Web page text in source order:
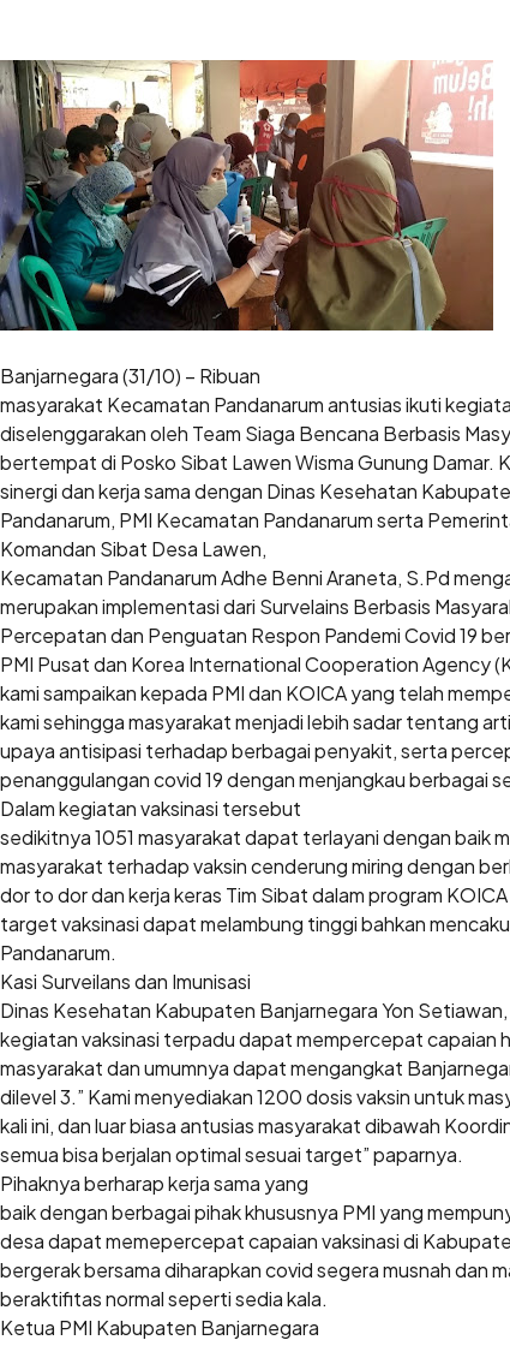
Banjarnegara (31/10) – Ribuan
masyarakat Kecamatan Pandanarum antusias ikuti
diselenggarakan oleh Team Siaga Bencana Berbasis
bertempat di Posko Sibat Lawen Wisma Gunung Damar.
sinergi dan kerja sama dengan Dinas Kesehatan
Pandanarum, PMI Kecamatan Pandanarum serta
Komandan Sibat Desa Lawen,
Kecamatan Pandanarum Adhe Benni Araneta, S.Pd
merupakan implementasi dari Survelains Berbasis
Percepatan dan Penguatan Respon Pandemi Covid 19
PMI Pusat dan Korea International Cooperation Agency
kami sampaikan kepada PMI dan KOICA yang telah
kami sehingga masyarakat menjadi lebih sadar tentang
upaya antisipasi terhadap berbagai penyakit, serta
penanggulangan covid 19 dengan menjangkau berbagai
Dalam kegiatan vaksinasi tersebut
sedikitnya 1051 masyarakat dapat terlayani dengan baik
masyarakat terhadap vaksin cenderung miring dengan
dor to dor dan kerja keras Tim Sibat dalam program
target vaksinasi dapat melambung tinggi bahkan
Pandanarum.
Kasi Surveilans dan Imunisasi
Dinas Kesehatan Kabupaten Banjarnegara Yon
kegiatan vaksinasi terpadu dapat mempercepat capaian
masyarakat dan umumnya dapat mengangkat
dilevel 3.” Kami menyediakan 1200 dosis vaksin untuk
kali ini, dan luar biasa antusias masyarakat dibawah
semua bisa berjalan optimal sesuai target” paparnya.
Pihaknya berharap kerja sama yang
baik dengan berbagai pihak khususnya PMI yang
desa dapat memepercepat capaian vaksinasi di
bergerak bersama diharapkan covid segera musnah dan
beraktifitas normal seperti sedia kala.
Ketua PMI Kabupaten Banjarnegara